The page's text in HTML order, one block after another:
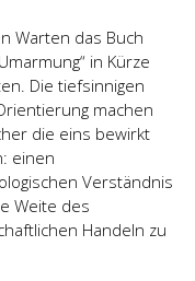
Warten das Buch
in Kürze
Die tiefsinnigen
machen
die eins bewirkt
einen
Verständnis
Weite des
Handeln zu